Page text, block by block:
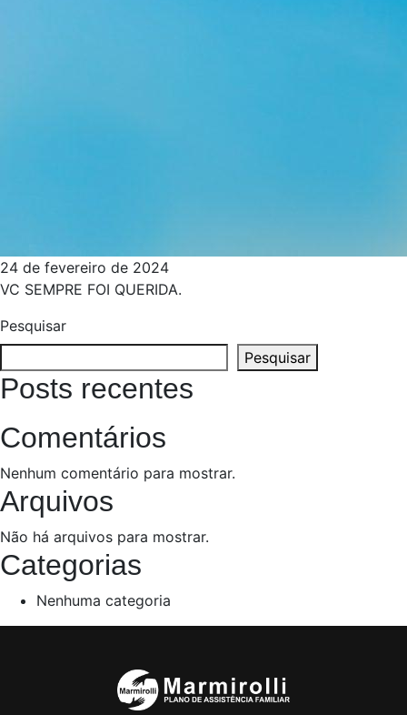
24 de fevereiro de 2024
VC SEMPRE FOI QUERIDA.
Pesquisar
Pesquisar
Posts recentes
Comentários
Nenhum comentário para mostrar.
Arquivos
Não há arquivos para mostrar.
Categorias
Nenhuma categoria